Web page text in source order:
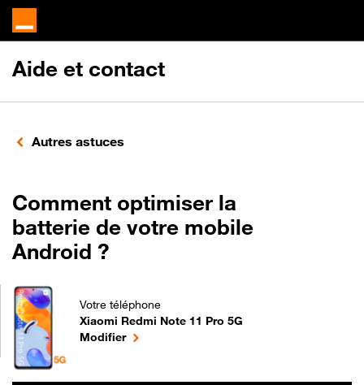
Aide et contact
Autres astuces
Comment optimiser la
batterie de votre mobile
Android ?
Votre téléphone
Xiaomi Redmi Note 11 Pro 5G
Comment optimiser la batterie de votre mobile
Modifierle téléphone sélectionné